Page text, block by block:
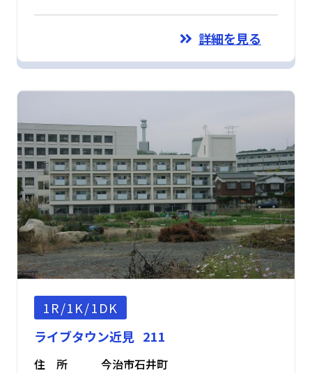
詳細を見る
1R/1K/1DK
ライブタウン近見 211
住 所
今治市石井町